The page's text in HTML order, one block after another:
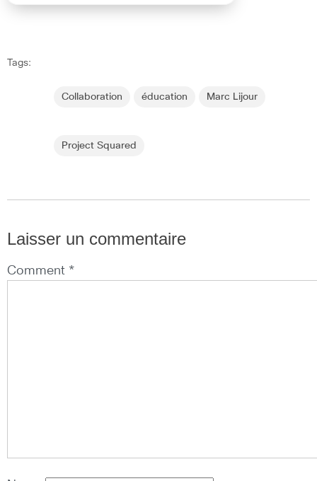
Tags:
Collaboration éducation Marc Lijour
Project Squared
Laisser un commentaire
Comment *